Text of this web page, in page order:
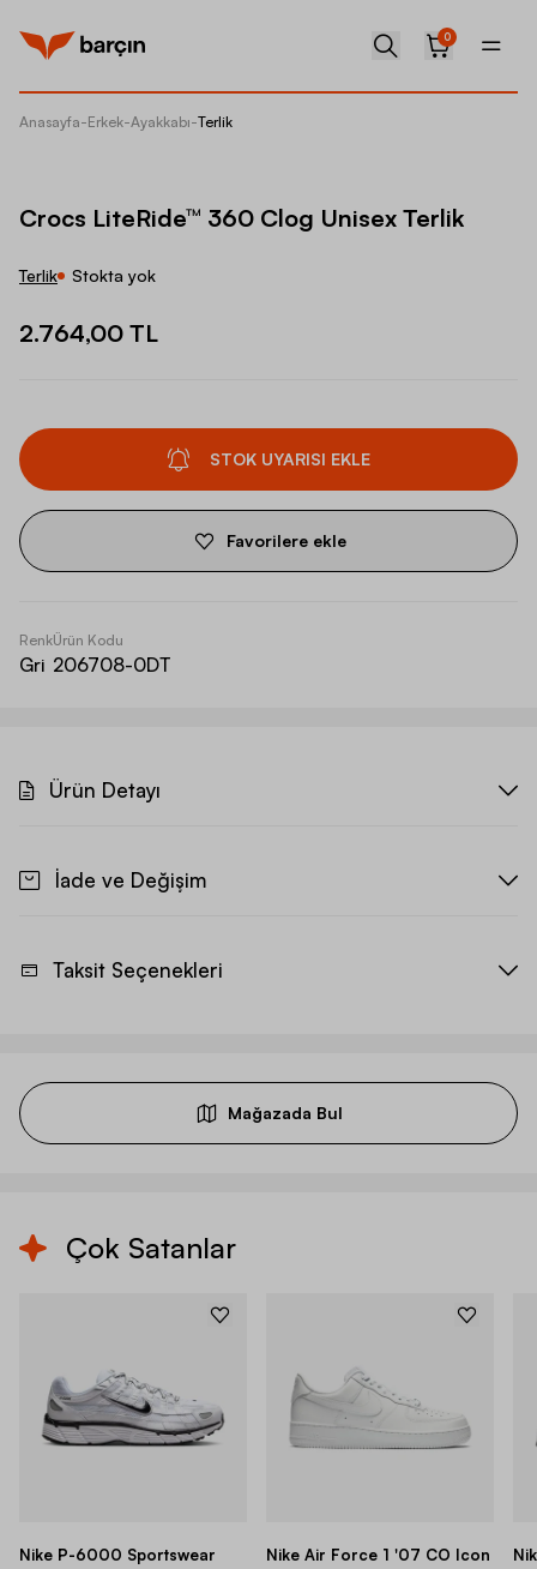
0
Anasayfa-Erkek-Ayakkabı-Terlik
Crocs LiteRide™ 360 Clog Unisex Terlik
Terlik Stokta yok
2.764,00 TL
STOK UYARISI EKLE
Favorilere ekle
Renk
Gri
Ürün Kodu
206708-0DT
Ürün Detayı
İade ve Değişim
Taksit Seçenekleri
Mağazada Bul
Çok Satanlar
Nike P-6000 Sportswear
Nike Air Force 1 '07 CO Icon